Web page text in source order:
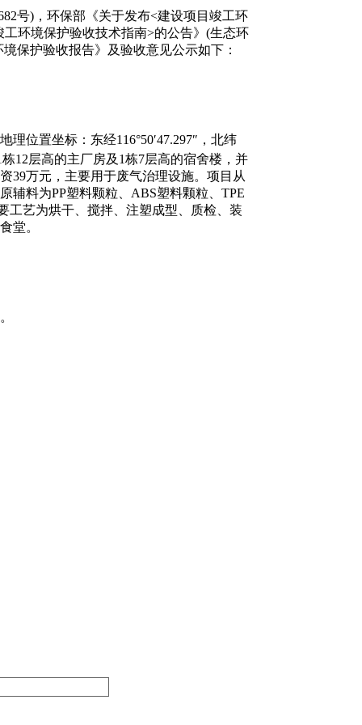
号)，环保部《关于发布<建设项目竣工环
环境保护验收技术指南>的公告》(生态环
保护验收报告》及验收意见公示如下：
位置坐标：东经116°50′47.297″，北纬
12层高的主厂房及1栋7层高的宿舍楼，并
39万元，主要用于废气治理设施。项目从
辅料为PP塑料颗粒、ABS塑料颗粒、TPE
工艺为烘干、搅拌、注塑成型、质检、装
堂。